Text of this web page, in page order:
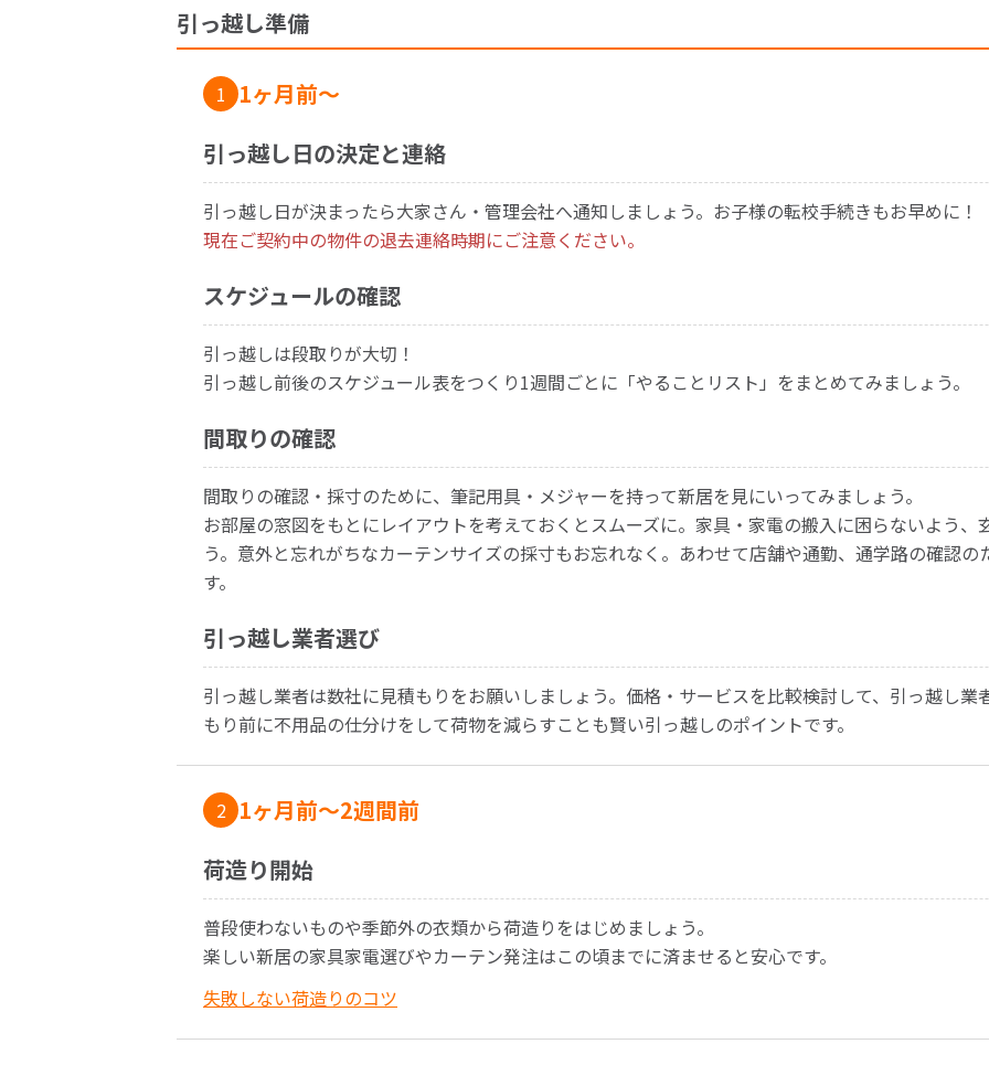
引っ越し準備
1
1ヶ月前〜
引っ越し日の決定と連絡
引っ越し日が決まったら大家さん・管理会社へ通知しましょう。お子様の転校手続きもお早めに！
現在ご契約中の物件の退去連絡時期にご注意ください。
スケジュールの確認
引っ越しは段取りが大切！
引っ越し前後のスケジュール表をつくり1週間ごとに「やることリスト」をまとめてみましょう。
間取りの確認
間取りの確認・採寸のために、筆記用具・メジャーを持って新居を見にいってみましょう。
お部屋の窓図をもとにレイアウトを考えておくとスムーズに。家具・家電の搬入に困らないよう、
う。意外と忘れがちなカーテンサイズの採寸もお忘れなく。あわせて店舗や通勤、通学路の確認
す。
引っ越し業者選び
引っ越し業者は数社に見積もりをお願いしましょう。価格・サービスを比較検討して、引っ越し業
もり前に不用品の仕分けをして荷物を減らすことも賢い引っ越しのポイントです。
2 1ヶ月前〜2週間前
荷造り開始
普段使わないものや季節外の衣類から荷造りをはじめましょう。
楽しい新居の家具家電選びやカーテン発注はこの頃までに済ませると安心です。
失敗しない荷造りのコツ